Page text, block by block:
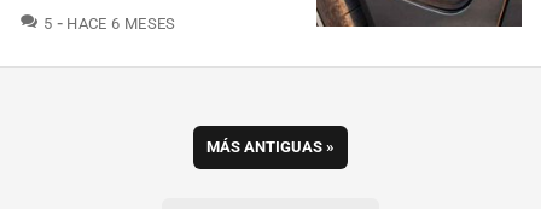
5 COMENTARIOS
HACE 6 MESES
MÁS ANTIGUAS »